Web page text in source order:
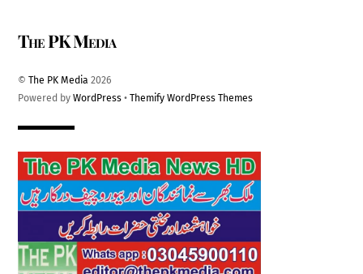
The PK Media
©The PK Media 2026
Powered byWordPress •Themify WordPress Themes